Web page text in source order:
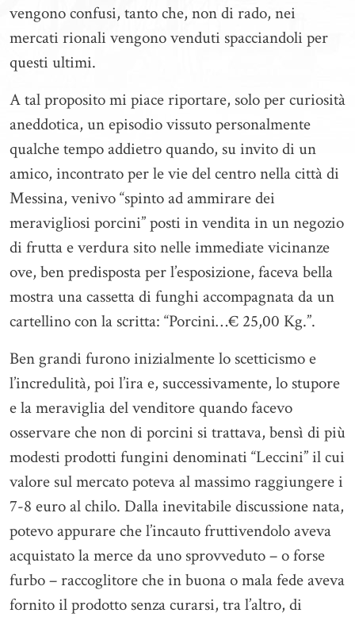
vengono confusi, tanto che, non di rado, nei
mercati rionali vengono venduti spacciandoli per
questi ultimi.
A tal proposito mi piace riportare, solo per curiosità
aneddotica, un episodio vissuto personalmente
qualche tempo addietro quando, su invito di un
amico, incontrato per le vie del centro nella città di
Messina, venivo “spinto ad ammirare dei
meravigliosi porcini” posti in vendita in un negozio
di frutta e verdura sito nelle immediate vicinanze
ove, ben predisposta per l’esposizione, faceva bella
mostra una cassetta di funghi accompagnata da un
cartellino con la scritta: “Porcini…€ 25,00 Kg.”.
Ben grandi furono inizialmente lo scetticismo e
l’incredulità, poi l’ira e, successivamente, lo stupore
e la meraviglia del venditore quando facevo
osservare che non di porcini si trattava, bensì di più
modesti prodotti fungini denominati “Leccini” il cui
valore sul mercato poteva al massimo raggiungere i
7-8 euro al chilo. Dalla inevitabile discussione nata,
potevo appurare che l’incauto fruttivendolo aveva
acquistato la merce da uno sprovveduto – o forse
furbo – raccoglitore che in buona o mala fede aveva
fornito il prodotto senza curarsi, tra l’altro, di